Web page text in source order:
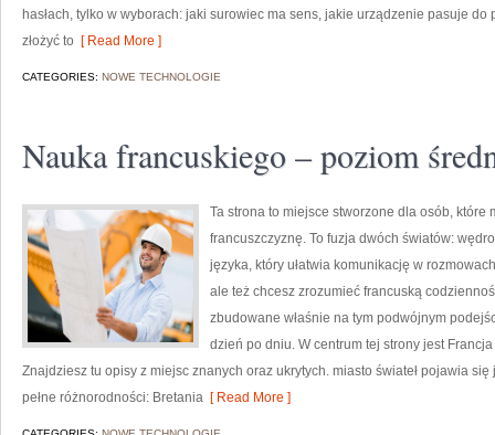
hasłach, tylko w wyborach: jaki surowiec ma sens, jakie urządzenie pasuje
złożyć to [ Read More ]
CATEGORIES: NOWE TECHNOLOGIE
Nauka francuskiego – poziom
Ta strona to miejsce stworzone dla osób,
francuszczyznę. To fuzja dwóch światów:
języka, który ułatwia komunikację w
ale też chcesz zrozumieć francuską
zbudowane właśnie na tym podwójnym
dzień po dniu. W centrum tej strony jest
Znajdziesz tu opisy z miejsc znanych oraz ukrytych. miasto świateł pojawia
pełne różnorodności: Bretania [ Read More ]